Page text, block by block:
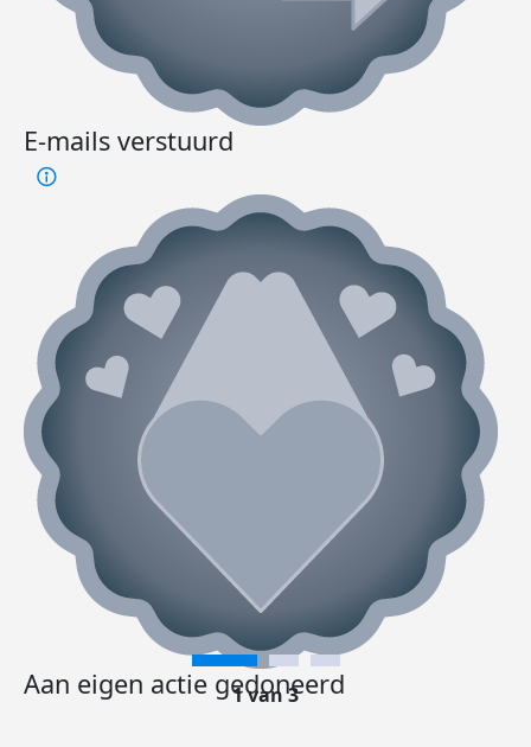
E-mails verstuurd
Aan eigen actie gedoneerd
1 van 3